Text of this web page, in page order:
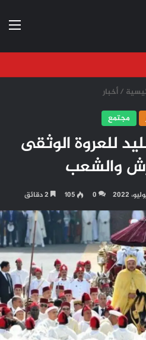
/ أخبار
مجتمع
للعروة الوثقى
والشعب
0
105